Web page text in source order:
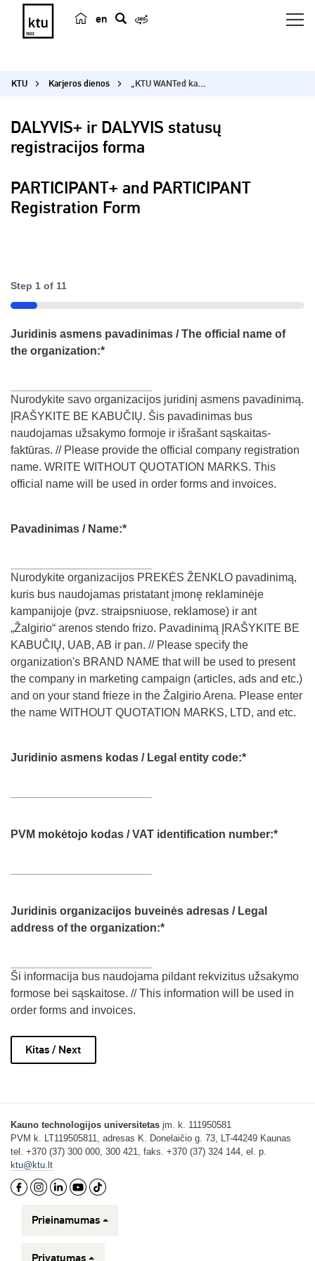
en
e
k
a
KTU Karjeros dienos „KTU WANTed karjeros dienos 2026“ DALYVIS ir DALYVIS+ statusų registracijos forma
DALYVIS+ ir DALYVIS statusų
registracijos forma
PARTICIPANT+ and PARTICIPANT
Registration Form
Step 1 of 11
9%
Juridinis asmens pavadinimas / The official name of
the organization:*
Nurodykite savo organizacijos juridinį asmens pavadinimą.
ĮRAŠYKITE BE KABUČIŲ. Šis pavadinimas bus
naudojamas užsakymo formoje ir išrašant sąskaitas-
faktūras. // Please provide the official company registration
name. WRITE WITHOUT QUOTATION MARKS. This
official name will be used in order forms and invoices.
Pavadinimas / Name:*
Nurodykite organizacijos PREKĖS ŽENKLO pavadinimą,
kuris bus naudojamas pristatant įmonę reklaminėje
kampanijoje (pvz. straipsniuose, reklamose) ir ant
„Žalgirio“ arenos stendo frizo. Pavadinimą ĮRAŠYKITE BE
KABUČIŲ, UAB, AB ir pan. // Please specify the
organization's BRAND NAME that will be used to present
the company in marketing campaign (articles, ads and etc.)
and on your stand frieze in the Žalgirio Arena. Please enter
the name WITHOUT QUOTATION MARKS, LTD, and etc.
Juridinio asmens kodas / Legal entity code:*
PVM mokėtojo kodas / VAT identification number:*
Juridinis organizacijos buveinės adresas / Legal
address of the organization:*
Ši informacija bus naudojama pildant rekvizitus užsakymo
formose bei sąskaitose. // This information will be used in
order forms and invoices.
Kauno technologijos universitetas įm. k. 111950581
PVM k. LT119505811, adresas K. Donelaičio g. 73, LT-44249 Kaunas
tel. +370 (37) 300 000, 300 421, faks. +370 (37) 324 144, el. p.
ktu@ktu.lt
Prieinamumas
Privatumas
11,